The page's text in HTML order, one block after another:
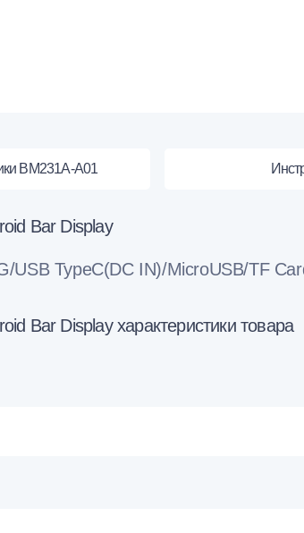
BM231A-A01
Bar Display
USB TypeC(DC IN)/MicroUSB/TF
Bar Display характеристики товара